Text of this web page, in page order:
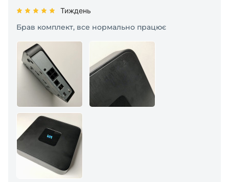
Тиждень
Брав комплект, все нормально працює